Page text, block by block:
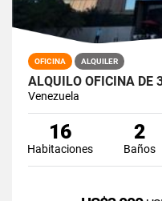
OFICINA ALQUILER
ALQUILO OFICINA DE
Venezuela
16
Habitaciones
2
Baños